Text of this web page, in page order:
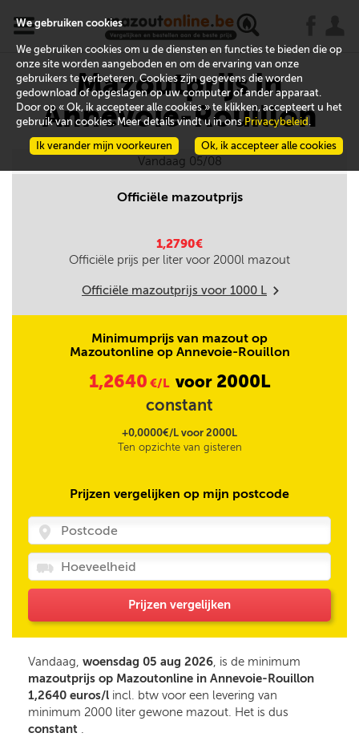
x
Mazoutprijs in
Annevoie-Rouillon
Vandaag 05/08
Officiële mazoutprijs
1,2790€
Officiële prijs per liter voor 2000l mazout
Officiële mazoutprijs voor 1000 L m
Minimumprijs van mazout op
Mazoutonline op Annevoie-Rouillon
1,2640 €/L voor 2000L
constant
+0,0000€/L voor 2000L
Ten opzichte van gisteren
Prijzen vergelijken op mijn postcode
Prijzen vergelijken
Vandaag, woensdag 05 aug 2026, is de minimum
mazoutprijs op Mazoutonline in Annevoie-Rouillon
1,2640 euros/l incl. btw voor een levering van
minimum 2000 liter gewone mazout. Het is dus
constant .
We gebruiken cookies
We gebruiken cookies om u de diensten en functies te bieden die op
onze site worden aangeboden en om de ervaring van onze
gebruikers te verbeteren. Cookies zijn gegevens die worden
gedownload of opgeslagen op uw computer of ander apparaat.
Door op « Ok, ik accepteer alle cookies » te klikken, accepteert u het
gebruik van cookies. Meer details vindt u in onsPrivacybeleid .
Ok, ik accepteer alle cookies
Ik verander mijn voorkeuren